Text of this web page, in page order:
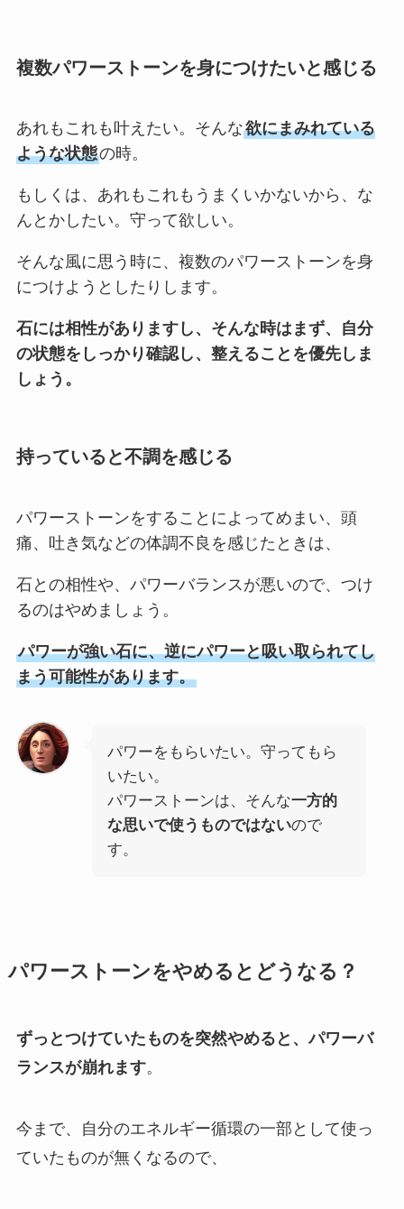
複数パワーストーンを身につけたいと感じる
あれもこれも叶えたい。そんな欲にまみれている
ような状態の時。
もしくは、あれもこれもうまくいかないから、な
んとかしたい。守って欲しい。
そんな風に思う時に、複数のパワーストーンを身
につけようとしたりします。
石には相性がありますし、そんな時はまず、自分
の状態をしっかり確認し、整えることを優先しま
しょう。
持っていると不調を感じる
パワーストーンをすることによってめまい、頭
痛、吐き気などの体調不良を感じたときは、
石との相性や、パワーバランスが悪いので、つけ
るのはやめましょう。
パワーが強い石に、逆にパワーと吸い取られてし
まう可能性があります。
パワーをもらいたい。守ってもら
いたい。
パワーストーンは、そんな一方的
な思いで使うものではないので
す。
パワーストーンをやめるとどうなる？
ずっとつけていたものを突然やめると、パワーバ
ランスが崩れます。
今まで、自分のエネルギー循環の一部として使っ
ていたものが無くなるので、